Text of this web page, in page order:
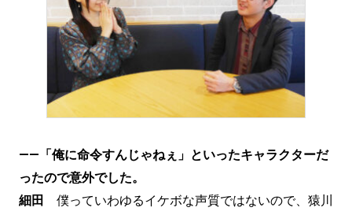
——「俺に命令すんじゃねぇ」といったキャラクターだ
ったので意外でした。
細田
僕っていわゆるイケボな声質ではないので、猿川